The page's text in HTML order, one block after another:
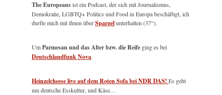
The Europeansist ein Podcast, der sich mit Journalismus,
Demokratie, LGBTQ+ Politics und Food in Europa beschäftigt, ich
durfte mich mit ihnen überSpargelunterhalten (37“).
UmParmesan und das Alter bzw. die Reife ging es bei
Deutschlandfunk Nova.
Heinzelcheese live auf dem Roten Sofa bei NDR DAS! Es geht
um deutsche Esskultur, und Käse…